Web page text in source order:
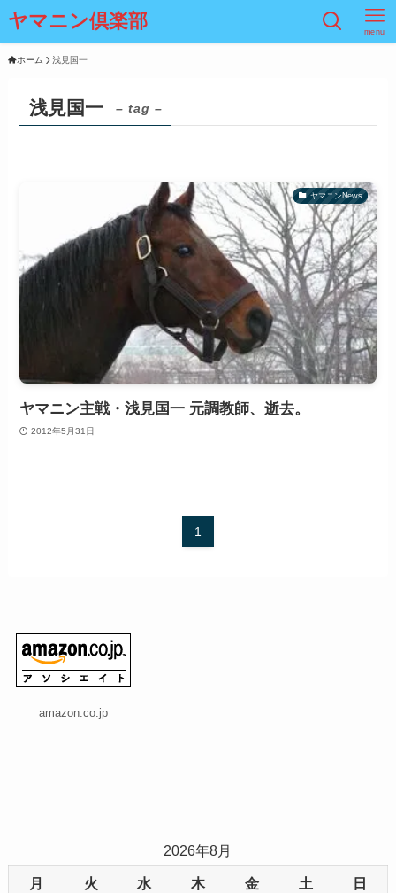
ヤマニン倶楽部 menu
ホーム 浅見国一
浅見国一 – tag –
ヤマニンNews
ヤマニン主戦・浅見国一 元調教師、逝去。
2012年5月31日
1
amazon.co.jp
2026年8月
月 火 水 木 金 土 日